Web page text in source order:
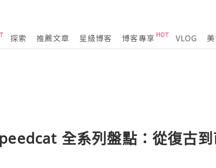
探索 推薦文章 星級博客 博客專享 VLOG
全系列盤點：從復古